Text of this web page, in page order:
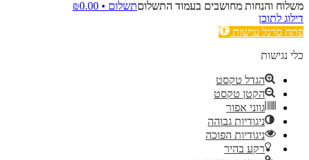
משלוח והנחות מחושבים בעמוד התשלוםתשלום • ₪0.00
דילוג לתוכן
פתח סרגל נגישות
כלי נגישות
הגדל טקסט
הקטן טקסט
גווני אפור
ניגודיות גבוהה
ניגודיות הפוכה
רקע בהיר